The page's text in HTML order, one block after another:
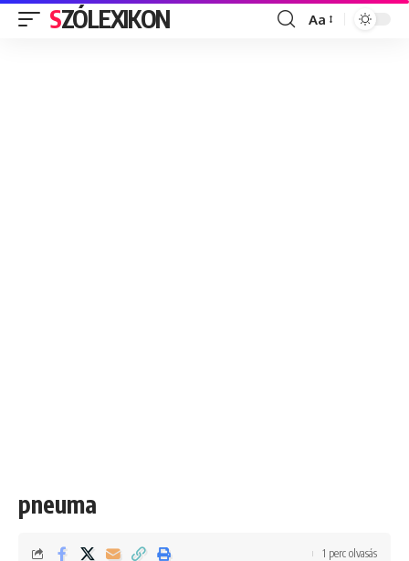
SZÓLEXIKON
Font
Aa
pneuma
1 perc olvasás